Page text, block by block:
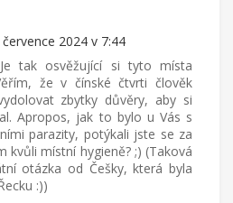
července 2024 v 7:44
tak osvěžující si tyto místa
že v čínské čtvrti člověk
zbytky důvěry, aby si
Apropos, jak to bylo u Vás s
parazity, potýkali jste se za
kvůli místní hygieně? ;) (Taková
otázka od Češky, která byla
:))